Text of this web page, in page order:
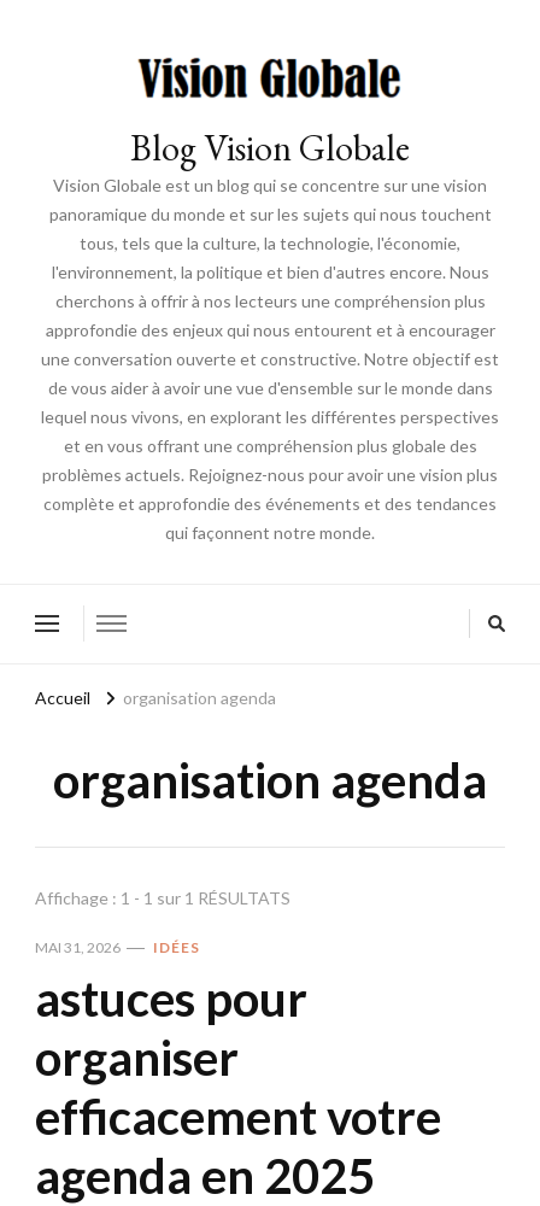
Blog Vision Globale
Vision Globale est un blog qui se concentre sur une vision
panoramique du monde et sur les sujets qui nous touchent
tous, tels que la culture, la technologie, l'économie,
l'environnement, la politique et bien d'autres encore. Nous
cherchons à offrir à nos lecteurs une compréhension plus
approfondie des enjeux qui nous entourent et à encourager
une conversation ouverte et constructive. Notre objectif est
de vous aider à avoir une vue d'ensemble sur le monde dans
lequel nous vivons, en explorant les différentes perspectives
et en vous offrant une compréhension plus globale des
problèmes actuels. Rejoignez-nous pour avoir une vision plus
complète et approfondie des événements et des tendances
qui façonnent notre monde.
Accueil organisation agenda
organisation agenda
Affichage : 1 - 1 sur 1 RÉSULTATS
MAI 31, 2026 IDÉES
astuces pour
organiser
efficacement votre
agenda en 2025